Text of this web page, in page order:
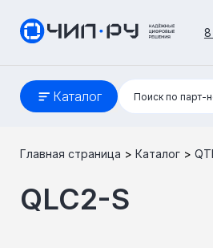
8
Каталог
Поиск:
Поиск по парт-
Главная страница > Каталог >
QLC2-S